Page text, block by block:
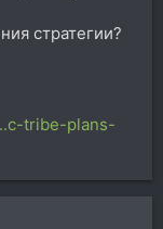
стратегии?
tribe-plans-